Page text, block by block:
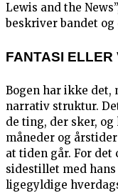
Lewis and the
beskriver bandet
FANTASI ELLER
Bogen har ikke det,
narrativ struktur.
de ting, der sker,
måneder og
at tiden går. For det
sidestillet med
ligegyldige